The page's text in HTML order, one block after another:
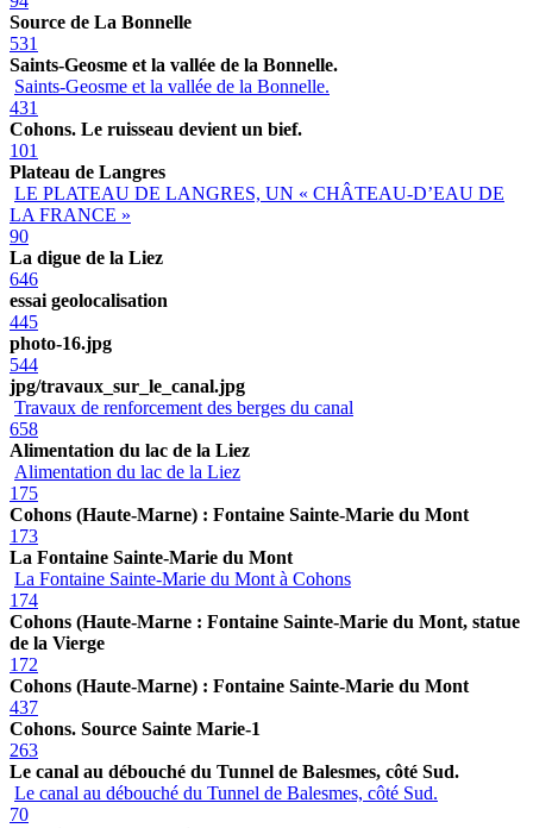
Source de La Bonnelle
531
Saints-Geosme et la vallée de la Bonnelle.
Saints-Geosme et la vallée de la Bonnelle.
431
Cohons. Le ruisseau devient un bief.
101
Plateau de Langres
LE PLATEAU DE LANGRES, UN « CHÂTEAU-D’EAU DE
LA FRANCE »
90
La digue de la Liez
646
essai geolocalisation
445
photo-16.jpg
544
jpg/travaux_sur_le_canal.jpg
Travaux de renforcement des berges du canal
658
Alimentation du lac de la Liez
Alimentation du lac de la Liez
175
Cohons (Haute-Marne) : Fontaine Sainte-Marie du Mont
173
La Fontaine Sainte-Marie du Mont
La Fontaine Sainte-Marie du Mont à Cohons
174
Cohons (Haute-Marne : Fontaine Sainte-Marie du Mont, statue
de la Vierge
172
Cohons (Haute-Marne) : Fontaine Sainte-Marie du Mont
437
Cohons. Source Sainte Marie-1
263
Le canal au débouché du Tunnel de Balesmes, côté Sud.
Le canal au débouché du Tunnel de Balesmes, côté Sud.
70